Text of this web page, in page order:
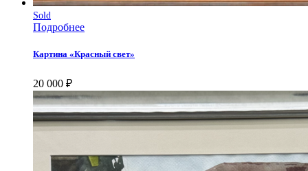
Sold
Подробнее
Картина «Красный свет»
20 000 ₽